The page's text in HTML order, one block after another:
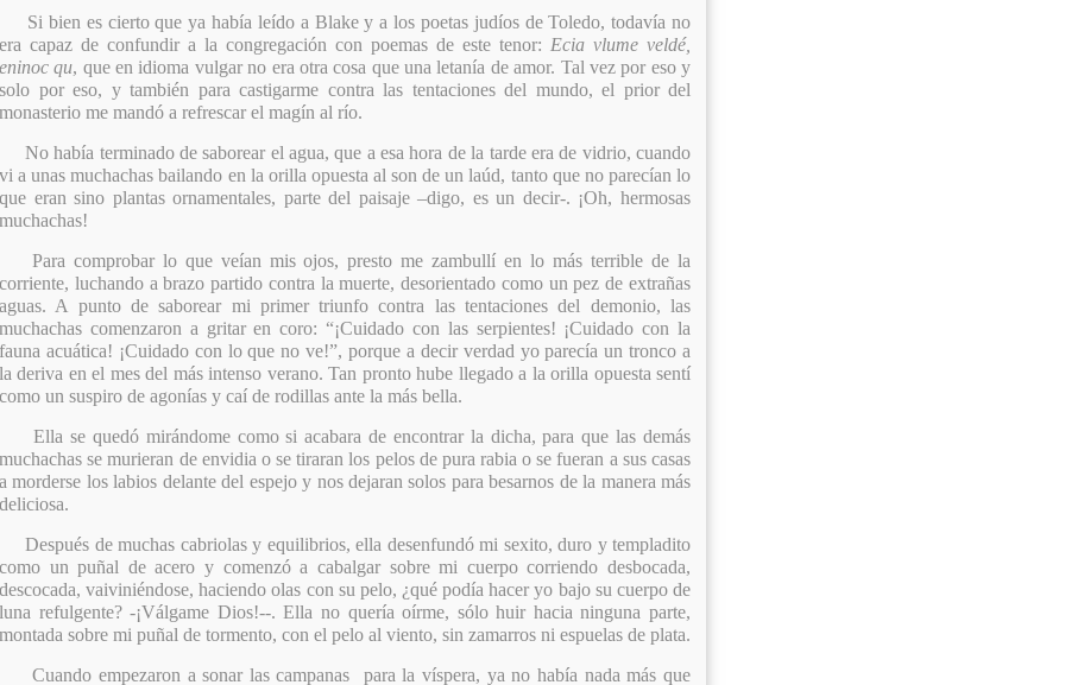
Si bien es cierto que ya había leído a Blake y a los poetas judíos de Toledo, todavía no
era capaz de confundir a la congregación con poemas de este tenor: Ecia vlume veldé,
eninoc qu, que en idioma vulgar no era otra cosa que una letanía de amor. Tal vez por eso y
solo por eso, y también para castigarme contra las tentaciones del mundo, el prior del
monasterio me mandó a refrescar el magín al río.
No había terminado de saborear el agua, que a esa hora de la tarde era de vidrio, cuando
vi a unas muchachas bailando en la orilla opuesta al son de un laúd, tanto que no parecían lo
que eran sino plantas ornamentales, parte del paisaje –digo, es un decir-. ¡Oh, hermosas
muchachas!
Para comprobar lo que veían mis ojos, presto me zambullí en lo más terrible de la
corriente, luchando a brazo partido contra la muerte, desorientado como un pez de extrañas
aguas. A punto de saborear mi primer triunfo contra las tentaciones del demonio, las
muchachas comenzaron a gritar en coro: “¡Cuidado con las serpientes! ¡Cuidado con la
fauna acuática! ¡Cuidado con lo que no ve!”, porque a decir verdad yo parecía un tronco a
la deriva en el mes del más intenso verano. Tan pronto hube llegado a la orilla opuesta sentí
como un suspiro de agonías y caí de rodillas ante la más bella.
Ella se quedó mirándome como si acabara de encontrar la dicha, para que las demás
muchachas se murieran de envidia o se tiraran los pelos de pura rabia o se fueran a sus casas
a morderse los labios delante del espejo y nos dejaran solos para besarnos de la manera más
deliciosa.
Después de muchas cabriolas y equilibrios, ella desenfundó mi sexito, duro y templadito
como un puñal de acero y comenzó a cabalgar sobre mi cuerpo corriendo desbocada,
descocada, vaiviniéndose, haciendo olas con su pelo, ¿qué podía hacer yo bajo su cuerpo de
luna refulgente? -¡Válgame Dios!--. Ella no quería oírme, sólo huir hacia ninguna parte,
montada sobre mi puñal de tormento, con el pelo al viento, sin zamarros ni espuelas de plata.
Cuando empezaron a sonar las campanas para la víspera, ya no había nada más que